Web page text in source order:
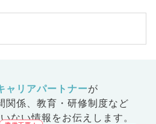
ャリアパートナーが
係、 教育・研修制度など
ない情報をお伝えします。